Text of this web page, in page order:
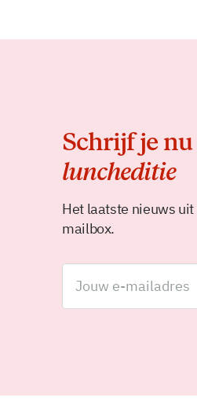
Schrijf je nu
luncheditie
Het laatste nieuws uit
mailbox.